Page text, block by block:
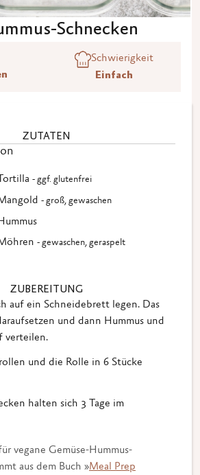
Schnecken
Schwierigkeit
Einfach
ZUTATEN
Tortilla - ggf. glutenfrei
- groß, gewaschen
- gewaschen, geraspelt
ZUBEREITUNG
auf ein Schneidebrett legen. Das
und dann Hummus und
verteilen.
und die Rolle in 6 Stücke
halten sich 3 Tage im
vegane Gemüse-Hummus-
aus dem Buch »Meal Prep